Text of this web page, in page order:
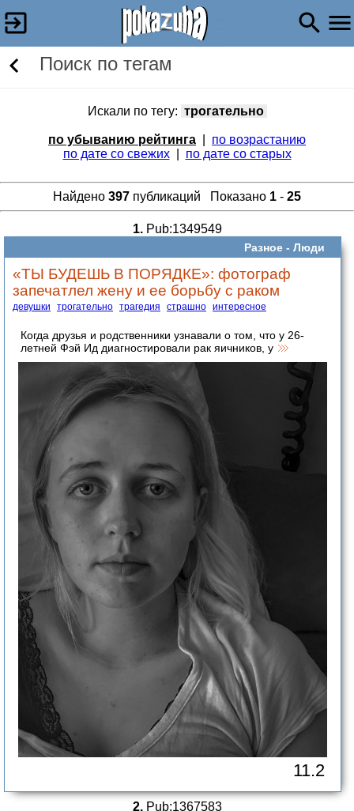
Поиск по тегам
Искали по тегу: трогательно
по убыванию рейтинга
по возрастанию
по дате со свежих| по дате со старых
Найдено 397 публикаций Показано 1 - 25
1.Pub:1349549
Разное - Люди
«ТЫ БУДЕШЬ В ПОРЯДКЕ»: фотограф
запечатлел жену и ее борьбу с раком
девушки трогательно трагедия страшно интересное
Когда друзья и родственники узнавали о том, что у 26-
летней Фэй Ид диагностировали рак яичников, у
11.2
2.Pub:1367583